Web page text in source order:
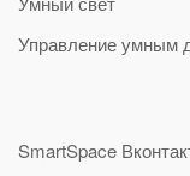
Управление умным
SmartSpace